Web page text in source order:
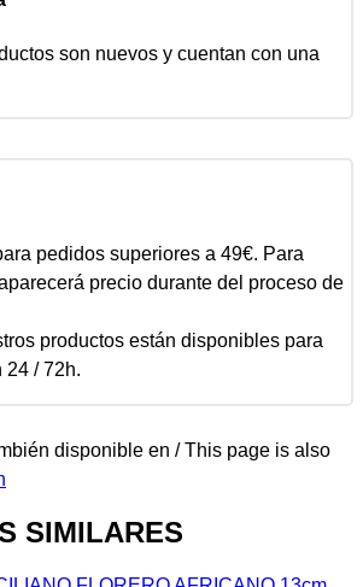
son nuevos y cuentan con una
pedidos superiores a 49€. Para
precio durante del proceso de
productos están disponibles para
24 / 72h.
disponible en / This page is also
SIMILARES